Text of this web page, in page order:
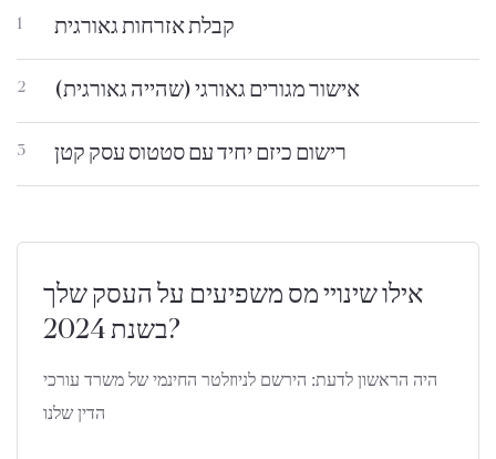
1 קבלת אזרחות גאורגית
2 אישור מגורים גאורגי (שהייה גאורגית)
3 רישום כיזם יחיד עם סטטוס עסק קטן
אילו שינויי מס משפיעים על העסק שלך
בשנת 2024?
היה הראשון לדעת: הירשם לניוזלטר החינמי של משרד עורכי
הדין שלנו